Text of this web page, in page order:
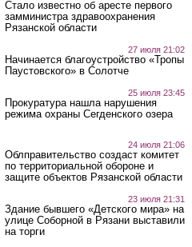
Стало известно об аресте первого
замминистра здравоохранения
Рязанской области
27 июля 21:02
Начинается благоустройство «Тропы
Паустовского» в Солотче
25 июля 23:45
Прокуратура нашла нарушения
режима охраны Сегденского озера
24 июля 21:06
Облправительство создаст комитет
по территориальной обороне и
защите объектов Рязанской области
23 июля 21:31
Здание бывшего «Детского мира» на
улице Соборной в Рязани выставили
на торги